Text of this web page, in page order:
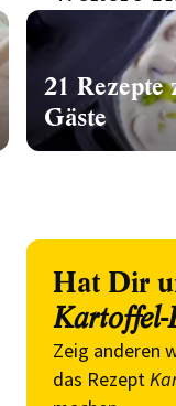
21 Rezepte
Gäste
Hat Dir
Kartoffel-
Zeig anderen
das Rezept